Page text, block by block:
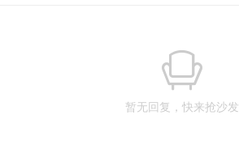
暂无回复，快来抢沙发